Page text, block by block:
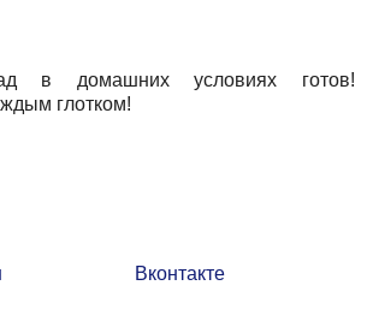
в домашних условиях готов!
глотком!
Вконтакте